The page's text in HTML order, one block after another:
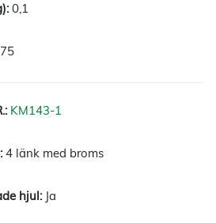
0,1
75
KM143-1
4 länk med broms
Ja